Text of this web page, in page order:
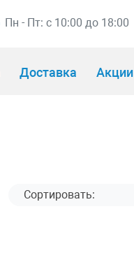
Пн - Пт: с 10:00 до 18:00
Доставка Акции